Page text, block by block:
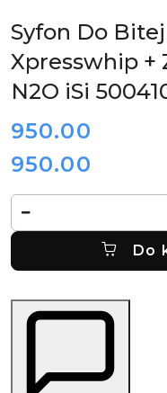
ISI
Syfon Do
Xpresswhip +
N2O iSi
cena:
950.00
Cena:
950.00
Do